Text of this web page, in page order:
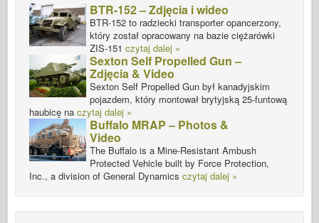
BTR-152 – Zdjęcia i wideo
BTR-152 to radziecki transporter opancerzony,
który został opracowany na bazie ciężarówki
ZIS-151 czytaj dalej »
Sexton Self Propelled Gun –
Zdjęcia & Video
Sexton Self Propelled Gun był kanadyjskim
pojazdem, który montował brytyjską 25-funtową
haubicę na czytaj dalej »
Buffalo MRAP – Photos &
Video
The Buffalo is a Mine-Resistant Ambush
Protected Vehicle built by Force Protection,
Inc., a division of General Dynamics czytaj dalej »